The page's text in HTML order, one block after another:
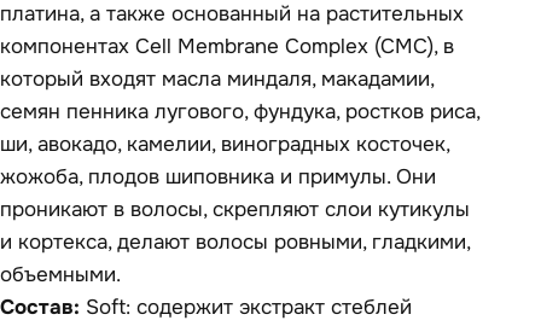
платина, а также основанный на растительных
компонентах Cell Membrane Complex (CMC), в
который входят масла миндаля, макадамии,
семян пенника лугового, фундука, ростков риса,
ши, авокадо, камелии, виноградных косточек,
жожоба, плодов шиповника и примулы. Они
проникают в волосы, скрепляют слои кутикулы
и кортекса, делают волосы ровными, гладкими,
объемными.
Состав: Soft: содержит экстракт стеблей